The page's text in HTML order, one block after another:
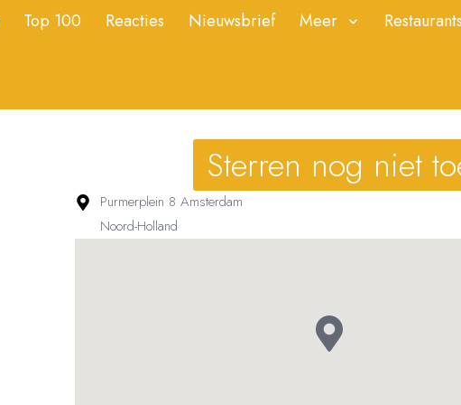
Top 100 Reacties Nieuwsbrief Meer
Sterren nog niet
Purmerplein 8 Amsterdam
Noord-Holland